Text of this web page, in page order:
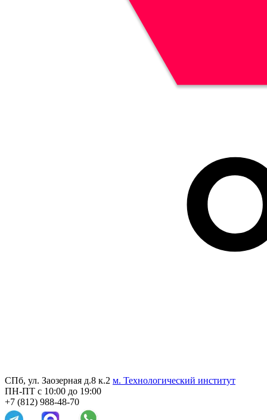
СПб, ул. Заозерная д.8 к.2 м. Технологический институт
ПН-ПТ с 10:00 до 19:00
+7 (812) 988-48-70